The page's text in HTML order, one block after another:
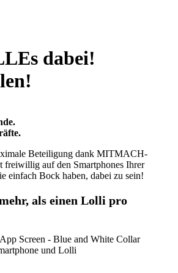
dabei!
Beteiligung dank MITMACH-
auf den Smartphones Ihrer
einfach Bock haben, dabei zu sein!
als einen Lolli pro